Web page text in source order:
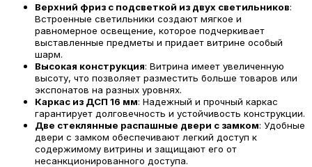
Верхний фриз с подсветкой из двух светильников:
Встроенные светильники создают мягкое и
равномерное освещение, которое подчеркивает
выставленные предметы и придает витрине особый
шарм.
Высокая конструкция: Витрина имеет увеличенную
высоту, что позволяет разместить больше товаров или
экспонатов на разных уровнях.
Каркас из ДСП 16 мм: Надежный и прочный каркас
гарантирует долговечность и устойчивость конструкции.
Две стеклянные распашные двери с замком: Удобные
двери с замком обеспечивают легкий доступ к
содержимому витрины и защищают его от
несанкционированного доступа.